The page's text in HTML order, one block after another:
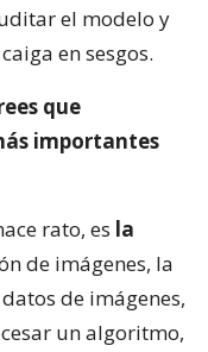
el modelo y
en sesgos.
que
importantes
rato, es la
de imágenes, la
de imágenes,
un algoritmo,